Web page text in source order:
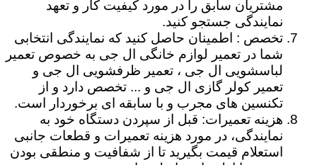
مشتریان سابق را در مورد کیفیت کار و تعهد
نمایندگی جستجو کنید.
تخصص : اطمینان حاصل کنید که نمایندگی انتخابی
شما در تعمیر لوازم خانگی ال جی به خصوص تعمیر
لباسشویی ال جی ، تعمیر ظرفشویی ال جی و
تعمیر کولر گازی ال جی و ... تخصص دارد و از
تکنسین های مجرب و با سابقه ای برخوردار است.
هزینه تعمیرات: قبل از سپردن دستگاه خود به
نمایندگی، در مورد هزینه تعمیرات و قطعات جانبی
استعلام قیمت بگیرید تا از شفافیت و منطقی بودن